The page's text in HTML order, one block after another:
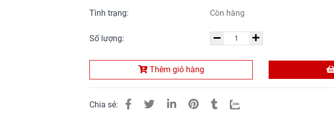
Tình trạng: Còn hàng
Số lượng:
Thêm giỏ hàng
Chia sẻ: